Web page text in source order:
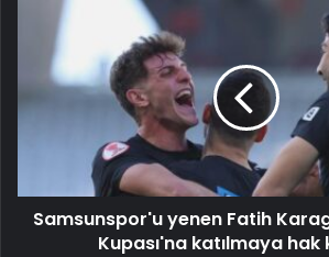
Samsunspor'u yenen Fatih
Kupası'na katılmaya hak